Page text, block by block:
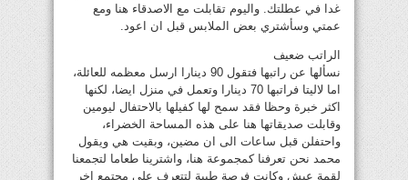
غدا في عطلتك. واليوم تقابلت مع الاصدقاء هنا ومع
عمتي وسأشتري بعض الملابس قبل ان اعود.
الراتب ضعيف
نسألها عن راتبها فتقول 90 دينارا ارسل معظمه للعائلة،
اما لاليتا فراتبها 70 دينارا وتعمل في منزل ايضا، لكنها
اكثر خبرة وحظا فقد سمح لها كفيلها بالاحتفال ليومين
وقابلت صديقاتها هنا على هذه المساحة الخضراء،
واحتفلن قبل ساعات الى ان مضين، وبقيت هي ويقول
محمد نحن تعرفنا كمجموعة هنا، واشترينا طعاما لتجمعنا
لقمة عيش وكانت فرصة طيبة لتتعرف على مجتمع اخر